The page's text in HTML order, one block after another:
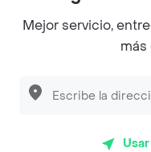
Mejor servicio,